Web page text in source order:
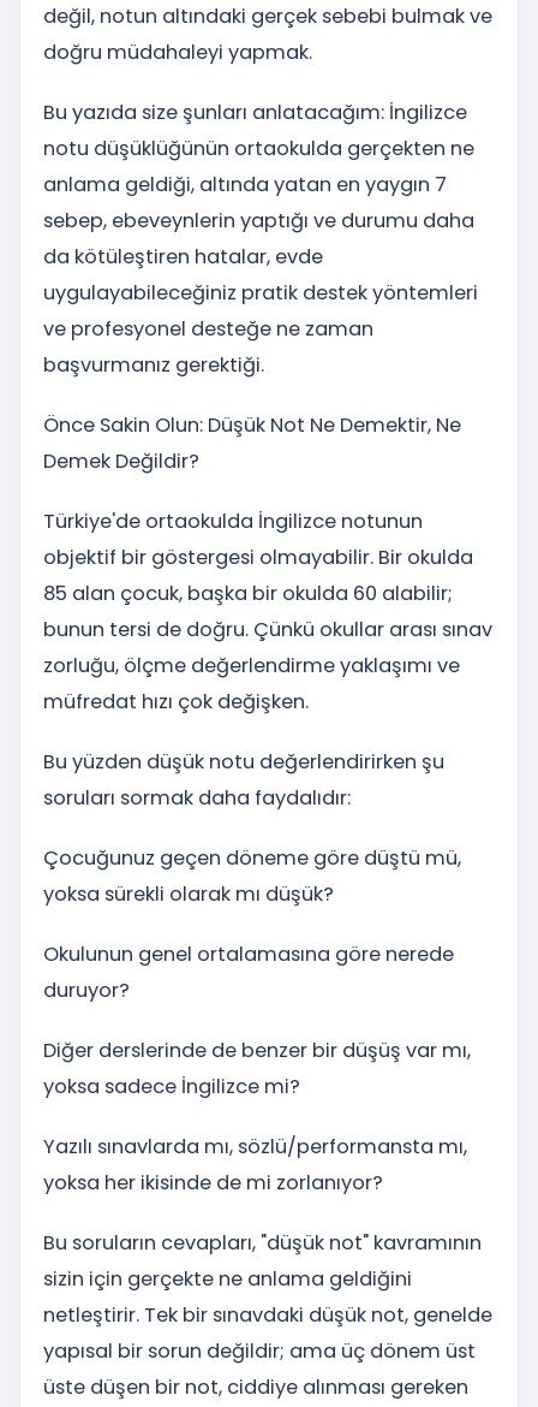
değil, notun altındaki gerçek sebebi bulmak ve
doğru müdahaleyi yapmak.
Bu yazıda size şunları anlatacağım: İngilizce
notu düşüklüğünün ortaokulda gerçekten ne
anlama geldiği, altında yatan en yaygın 7
sebep, ebeveynlerin yaptığı ve durumu daha
da kötüleştiren hatalar, evde
uygulayabileceğiniz pratik destek yöntemleri
ve profesyonel desteğe ne zaman
başvurmanız gerektiği.
Önce Sakin Olun: Düşük Not Ne Demektir, Ne
Demek Değildir?
Türkiye'de ortaokulda İngilizce notunun
objektif bir göstergesi olmayabilir. Bir okulda
85 alan çocuk, başka bir okulda 60 alabilir;
bunun tersi de doğru. Çünkü okullar arası sınav
zorluğu, ölçme değerlendirme yaklaşımı ve
müfredat hızı çok değişken.
Bu yüzden düşük notu değerlendirirken şu
soruları sormak daha faydalıdır:
Çocuğunuz geçen döneme göre düştü mü,
yoksa sürekli olarak mı düşük?
Okulunun genel ortalamasına göre nerede
duruyor?
Diğer derslerinde de benzer bir düşüş var mı,
yoksa sadece İngilizce mi?
Yazılı sınavlarda mı, sözlü/performansta mı,
yoksa her ikisinde de mi zorlanıyor?
Bu soruların cevapları, "düşük not" kavramının
sizin için gerçekte ne anlama geldiğini
netleştirir. Tek bir sınavdaki düşük not, genelde
yapısal bir sorun değildir; ama üç dönem üst
üste düşen bir not, ciddiye alınması gereken